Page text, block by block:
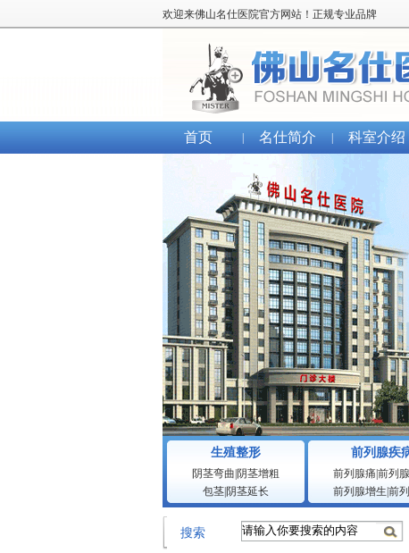
欢迎来佛山名仕医院官方网站！正规专业品牌
首页 名仕简介 科室介绍
生殖整形
阴茎弯曲 阴茎增粗
包茎| 阴茎延长
前列腺疾
前列腺痛 前列
前列腺增生 前
搜索